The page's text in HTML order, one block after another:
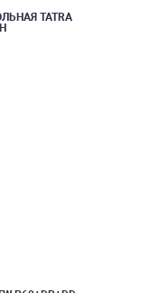
TATRA